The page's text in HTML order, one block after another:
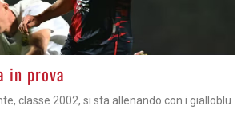
in prova
classe 2002, si sta allenando con i gialloblu